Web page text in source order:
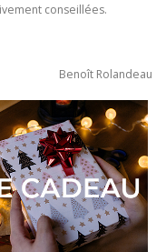
conseillées.
Benoît Rolandeau